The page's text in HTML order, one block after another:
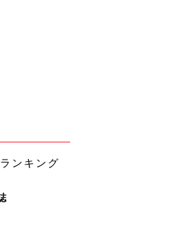
ンキング